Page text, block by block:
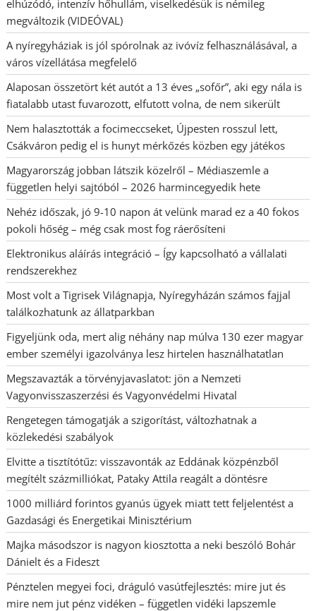
elhúzódó, intenzív hőhullám, viselkedésük is némileg
megváltozik (VIDEÓVAL)
A nyíregyháziak is jól spórolnak az ivóvíz felhasználásával, a
város vízellátása megfelelő
Alaposan összetört két autót a 13 éves „sofőr”, aki egy nála is
fiatalabb utast fuvarozott, elfutott volna, de nem sikerült
Nem halasztották a focimeccseket, Újpesten rosszul lett,
Csákváron pedig el is hunyt mérkőzés közben egy játékos
Magyarország jobban látszik közelről – Médiaszemle a
független helyi sajtóból – 2026 harmincegyedik hete
Nehéz időszak, jó 9-10 napon át velünk marad ez a 40 fokos
pokoli hőség – még csak most fog ráerősíteni
Elektronikus aláírás integráció – Így kapcsolható a vállalati
rendszerekhez
Most volt a Tigrisek Világnapja, Nyíregyházán számos fajjal
találkozhatunk az állatparkban
Figyeljünk oda, mert alig néhány nap múlva 130 ezer magyar
ember személyi igazolványa lesz hirtelen használhatatlan
Megszavazták a törvényjavaslatot: jön a Nemzeti
Vagyonvisszaszerzési és Vagyonvédelmi Hivatal
Rengetegen támogatják a szigorítást, változhatnak a
közlekedési szabályok
Elvitte a tisztítótűz: visszavonták az Eddának közpénzből
megítélt százmilliókat, Pataky Attila reagált a döntésre
1000 milliárd forintos gyanús ügyek miatt tett feljelentést a
Gazdasági és Energetikai Minisztérium
Majka másodszor is nagyon kiosztotta a neki beszóló Bohár
Dánielt és a Fideszt
Pénztelen megyei foci, dráguló vasútfejlesztés: mire jut és
mire nem jut pénz vidéken – független vidéki lapszemle